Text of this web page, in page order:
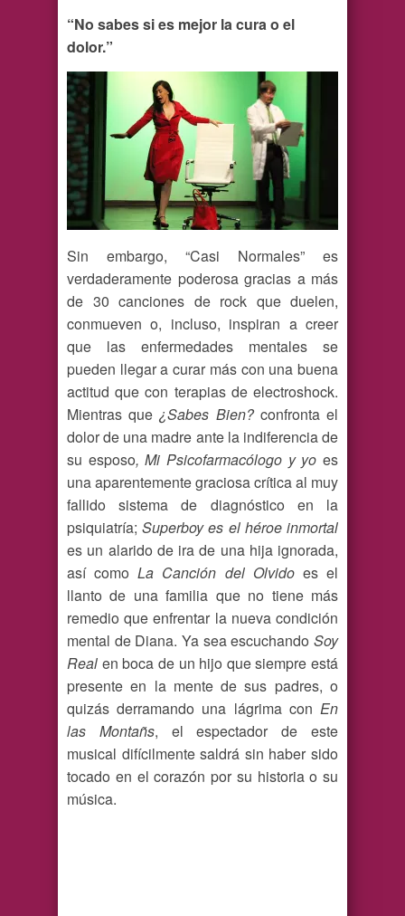
“No sabes si es mejor la cura o el
dolor.”
Sin embargo, “Casi Normales” es
verdaderamente poderosa gracias a más
de 30 canciones de rock que duelen,
conmueven o, incluso, inspiran a creer
que las enfermedades mentales se
pueden llegar a curar más con una buena
actitud que con terapias de electroshock.
Mientras que¿Sabes Bien? confronta el
dolor de una madre ante la indiferencia de
su esposo, Mi Psicofarmacólogo y yo es
una aparentemente graciosa crítica al muy
fallido sistema de diagnóstico en la
psiquiatría;Superboy es el héroe inmortal
es un alarido de ira de una hija ignorada,
así comoLa Canción del Olvido es el
llanto de una familia que no tiene más
remedio que enfrentar la nueva condición
mental de Diana. Ya sea escuchando Soy
Real en boca de un hijo que siempre está
presente en la mente de sus padres, o
quizás derramando una lágrima con En
las Montañs, el espectador de este
musical difícilmente saldrá sin haber sido
tocado en el corazón por su historia o su
música.